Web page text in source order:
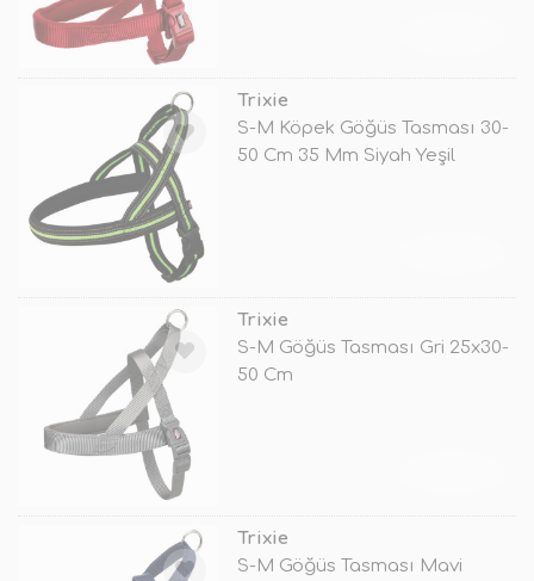
Trixie
S-M Köpek Göğüs Tasması 30-
50 Cm 35 Mm Siyah Yeşil
Trixie
S-M Göğüs Tasması Gri 25x30-
50 Cm
Trixie
S-M Göğüs Tasması Mavi